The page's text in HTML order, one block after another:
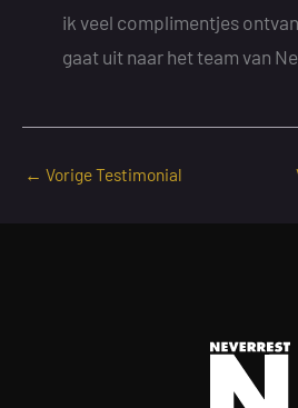
ik veel complimentjes
gaat uit naar het team van
← Vorige Testimonial